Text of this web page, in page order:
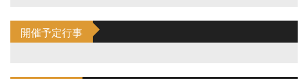
開催予定行事